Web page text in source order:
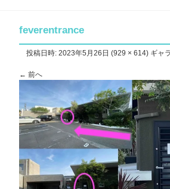
feverentrance
投稿日時: 2023年5月26日 (929 × 614) ギャ
← 前へ